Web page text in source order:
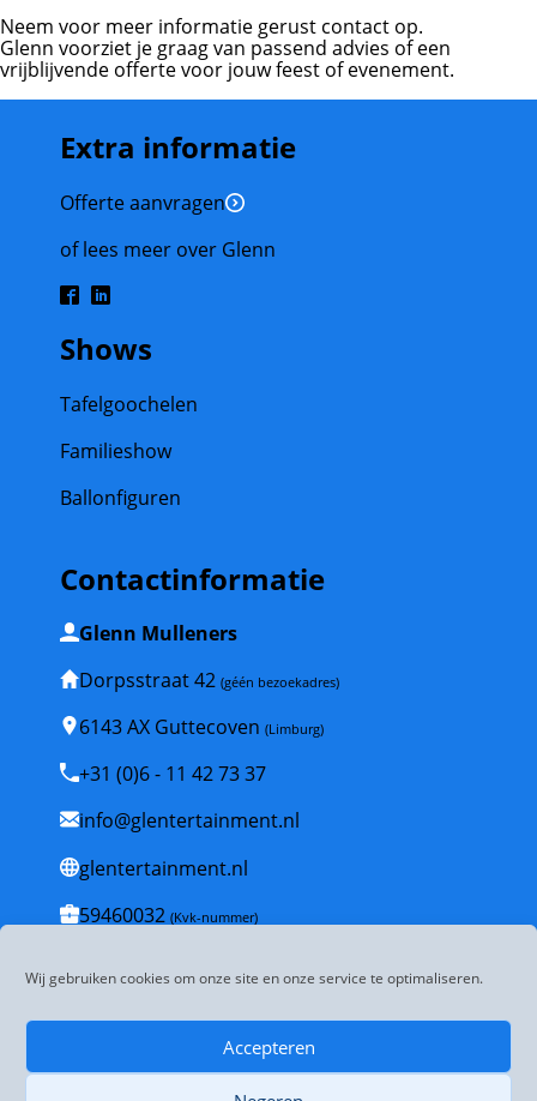
Wij gebruiken cookies om onze site en onze service te optimaliseren.
Accepteren
Neem voor meer informatie gerust contact op.
Glenn voorziet je graag van passend advies of een
vrijblijvende offerte voor jouw feest of evenement.
Contactinformatie
Glenn Mulleners
Dorpsstraat 42 (géén bezoekadres)
6143 AX Guttecoven (Limburg)
+31 (0)6 - 11 42 73 37
info@glentertainment.nl
glentertainment.nl
59460032 (Kvk-nummer)
Shows
Tafelgoochelen
Familieshow
Ballonfiguren
Extra informatie
Offerte aanvragen
of lees meer over Glenn
Algemene voorwaarden